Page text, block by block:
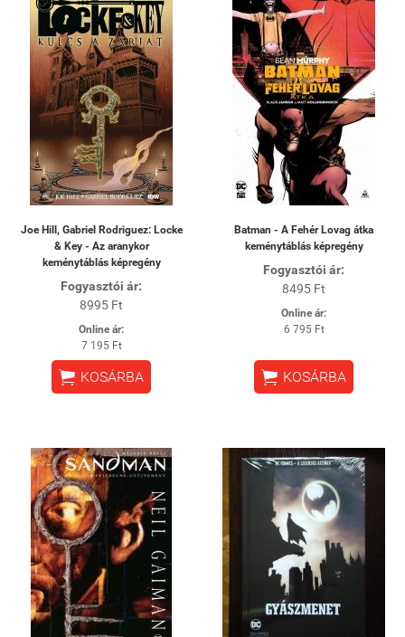
Joe Hill, Gabriel Rodriguez: Locke
& Key - Az aranykor
keménytáblás képregény
Fogyasztói ár:
8995 Ft
Online ár:
7 195 Ft
 KOSÁRBA
Batman - A Fehér Lovag átka
keménytáblás képregény
Fogyasztói ár:
8495 Ft
Online ár:
6 795 Ft
 KOSÁRBA